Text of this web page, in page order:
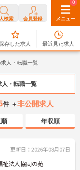
検索 会員登録 メニュー
0
存した求人
0
最近見た求人
人・転職一覧
人・転職一覧
件 ＋非公開求人
順 年収順
更新日：2026年08月07日
祉法人協同の苑